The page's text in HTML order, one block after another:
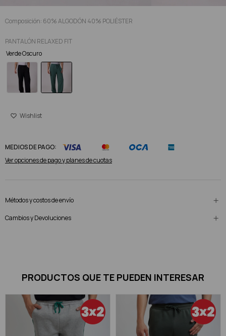
Composición: 60% ALGODÓN 40% POLIÉSTER
PANTALÓN RELAXED FIT
Verde Oscuro
MEDIOS DE PAGO:
Ver opciones de pago y planes de cuotas
Métodos y costos de envío
Cambios y Devoluciones
PRODUCTOS QUE TE PUEDEN INTERESAR